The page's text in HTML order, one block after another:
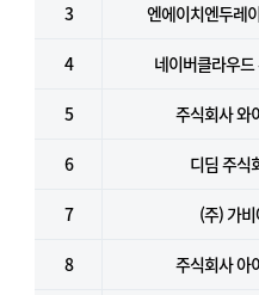
3 엔에이치엔두레
4 네이버클라우
5 주식회사 와
6 디딤 주식
7 (주) 가
8 주식회사 아